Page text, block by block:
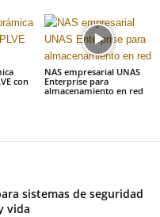
con
NAS empresarial UNAS
Enterprise para
almacenamiento en red
sistemas de seguridad
vida